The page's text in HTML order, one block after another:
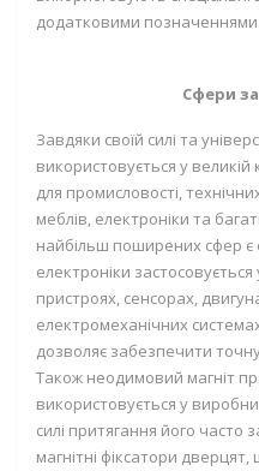
додатковими позначеннями.
Сфери
Завдяки своїй силі та
використовується у великій
для промисловості,
меблів, електроніки та
найбільш поширених сфер є
електроніки
пристроях, сенсорах,
електромеханічних
дозволяє забезпечити
Також неодимовий магніт
використовується у
силі притягання його часто
магнітні фіксатори